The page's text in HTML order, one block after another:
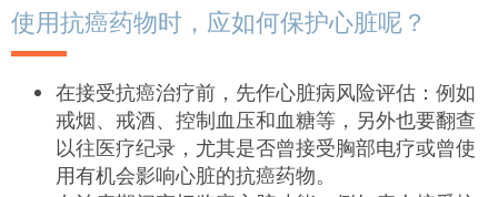
使用抗癌药物时，应如何保护心脏呢？
在接受抗癌治疗前，先作心脏病风险评估：例如
戒烟、戒酒、控制血压和血糖等，另外也要翻查
以往医疗纪录，尤其是否曾接受胸部电疗或曾使
用有机会影响心脏的抗癌药物。